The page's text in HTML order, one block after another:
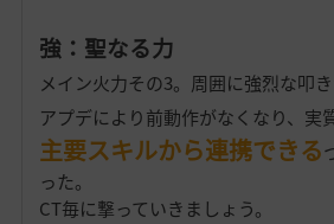
強：聖なる力
メイン火力その3。周囲に強烈な叩き
アプデにより前動作がなくなり、実
主要スキルから連携できる
った。
CT毎に撃っていきましょう。